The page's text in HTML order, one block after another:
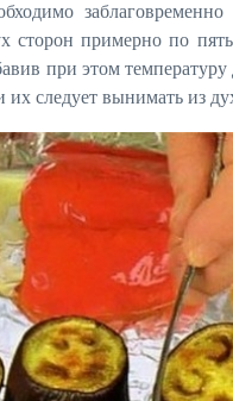
заблаговременно
сторон примерно по
при этом температуру
следует вынимать из